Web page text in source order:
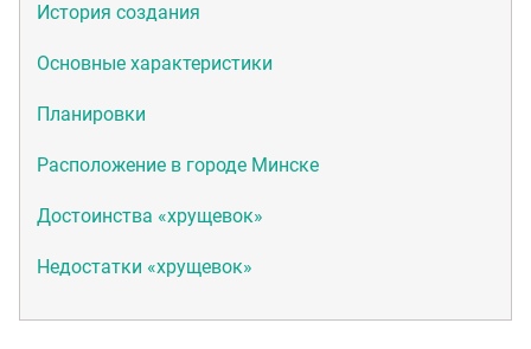
История создания
Основные характеристики
Планировки
Расположение в городе Минске
Достоинства «хрущевок»
Недостатки «хрущевок»